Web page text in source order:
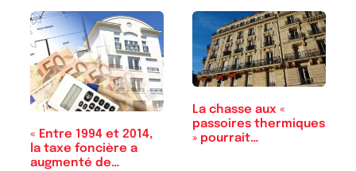
« Entre 1994 et 2014,
la taxe foncière a
augmenté de…
La chasse aux «
passoires thermiques
» pourrait…